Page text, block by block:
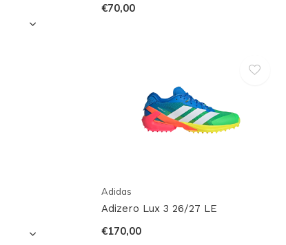
€70,00
Adidas
Adizero Lux 3 26/27 LE
€170,00